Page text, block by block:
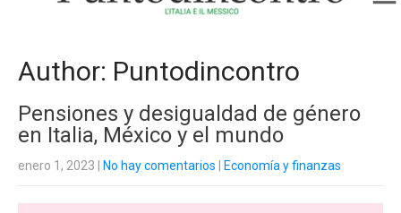
Author: Puntodincontro
Pensiones y desigualdad de género
en Italia, México y el mundo
enero 1, 2023 No hay comentarios Economía y finanzas